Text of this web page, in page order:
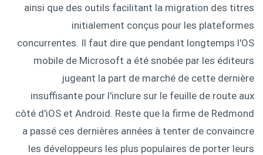
ainsi que des outils facilitant la migration des titres
initialement conçus pour les plateformes
concurrentes. Il faut dire que pendant longtemps l'OS
mobile de Microsoft a été snobée par les éditeurs
jugeant la part de marché de cette dernière
insuffisante pour l'inclure sur le feuille de route aux
côté d'iOS et Android. Reste que la firme de Redmond
a passé ces dernières années à tenter de convaincre
les développeurs les plus populaires de porter leurs